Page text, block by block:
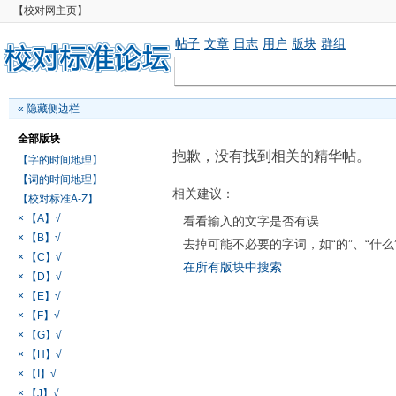
【校对网主页】
帖子 文章 日志 用户 版块 群组
« 隐藏侧边栏
全部版块
【字的时间地理】
【词的时间地理】
【校对标准A-Z】
× 【A】√
× 【B】√
× 【C】√
× 【D】√
× 【E】√
× 【F】√
× 【G】√
× 【H】√
× 【I】√
× 【J】√
抱歉，没有找到相关的精华帖。
相关建议：
看看输入的文字是否有误
去掉可能不必要的字词，如“的”、“什么
在所有版块中搜索